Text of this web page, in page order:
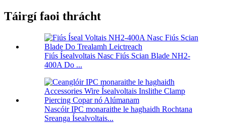
Táirgí faoi thrácht
Fiús Ísealvoltais Nasc Fiús Scian Blade NH2-
400A Do ...
Nascóir IPC monaraithe le haghaidh Rochtana
Sreanga Ísealvoltais...